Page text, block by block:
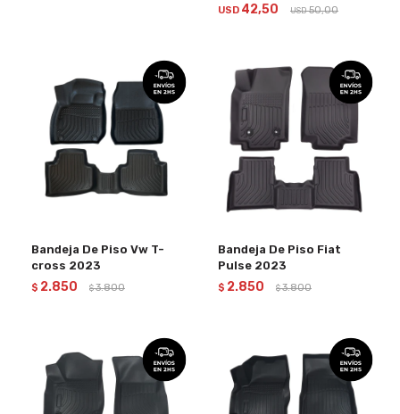
USD 42,50 USD 50,00
Bandeja De Piso Vw T-
cross 2023
$ 2.850 $ 3.800
Bandeja De Piso Fiat
Pulse 2023
$ 2.850 $ 3.800